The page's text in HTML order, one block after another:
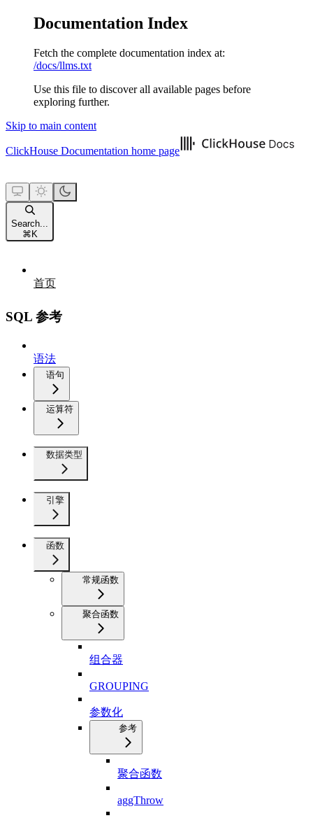
Documentation Index
Fetch the complete documentation index at:
/docs/llms.txt
Use this file to discover all available pages before
exploring further.
Skip to main content
ClickHouse Documentation home page
Search...
⌘ K
首页
SQL 参考
语法
语句
运算符
数据类型
引擎
函数
常规函数
聚合函数
组合器
GROUPING
参数化
参考
聚合函数
aggThrow